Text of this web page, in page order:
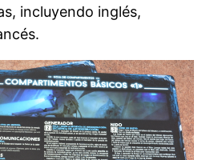
incluyendo inglés,